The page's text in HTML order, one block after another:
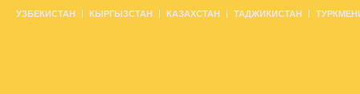
УЗБЕКИСТАН КЫРГЫЗСТАН КАЗАХСТАН ТАДЖИКИСТАН